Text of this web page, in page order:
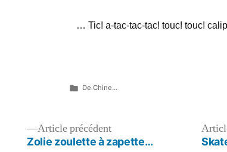
… Tic! a-tac-tac-tac! touc! touc!
Publié
De Chine...
Article précédentArticle
précédent :
Zolie zoulette à zapette…